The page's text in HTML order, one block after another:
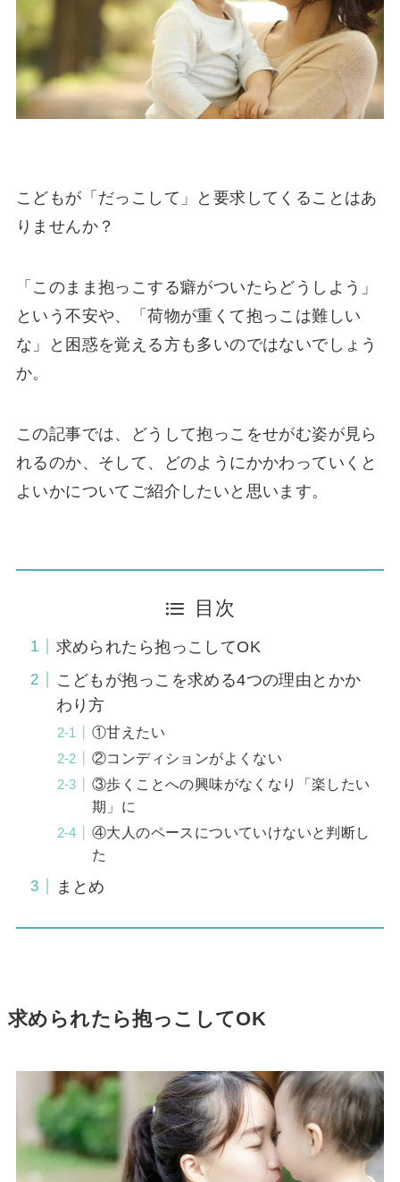
こどもが「だっこして」と要求してくることはあ
りませんか？
「このまま抱っこする癖がついたらどうしよう」
という不安や、「荷物が重くて抱っこは難しい
な」と困惑を覚える方も多いのではないでしょう
か。
この記事では、どうして抱っこをせがむ姿が見ら
れるのか、そして、どのようにかかわっていくと
よいかについてご紹介したいと思います。
目次
求められたら抱っこしてOK
こどもが抱っこを求める4つの理由とかか
わり方
①甘えたい
②コンディションがよくない
③歩くことへの興味がなくなり「楽したい
期」に
④大人のペースについていけないと判断し
た
まとめ
求められたら抱っこしてOK